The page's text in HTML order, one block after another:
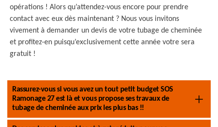
opérations ! Alors qu’attendez-vous encore pour prendre
contact avec eux dès maintenant ? Nous vous invitons
vivement à demander un devis de votre tubage de cheminée
et profitez-en puisqu’exclusivement cette année votre sera
gratuit !
Rassurez-vous si vous avez un tout petit budget SOS
Ramonage 27 est là et vous propose ses travaux de
tubage de cheminée aux prix les plus bas !!